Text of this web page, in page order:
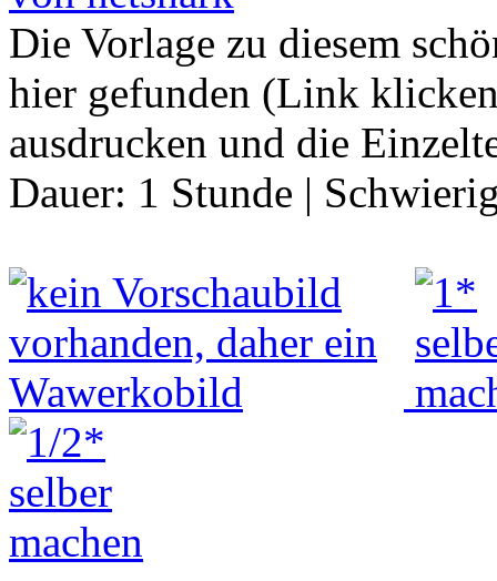
Die Vorlage zu diesem
hier gefunden (Link
ausdrucken und die
Dauer: 1 Stunde |